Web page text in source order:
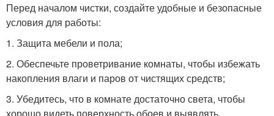
Перед началом чистки, создайте удобные и безопасные
условия для работы:
1. Защита мебели и пола;
2. Обеспечьте проветривание комнаты, чтобы избежать
накопления влаги и паров от чистящих средств;
3. Убедитесь, что в комнате достаточно света, чтобы